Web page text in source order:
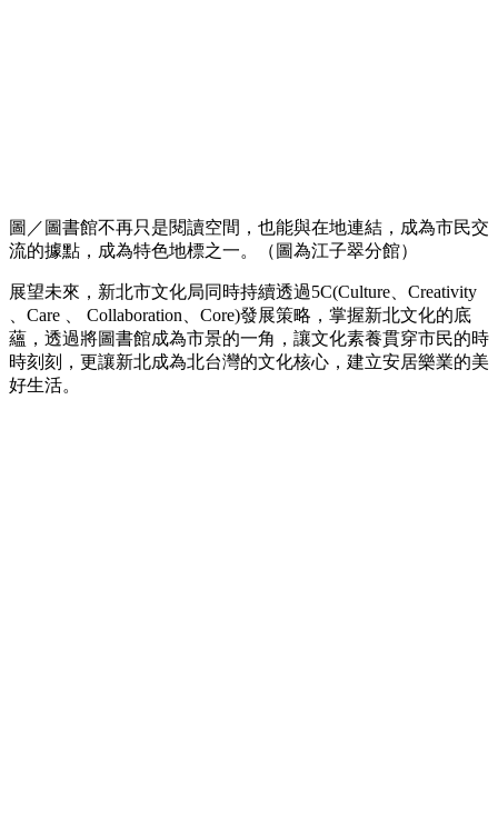
圖／圖書館不再只是閱讀空間，也能與在地連結，成為市民交
流的據點，成為特色地標之一。（圖為江子翠分館）
展望未來，新北市文化局同時持續透過5C(Culture、Creativity
、Care 、 Collaboration、Core)發展策略，掌握新北文化的底
蘊，透過將圖書館成為市景的一角，讓文化素養貫穿市民的時
時刻刻，更讓新北成為北台灣的文化核心，建立安居樂業的美
好生活。